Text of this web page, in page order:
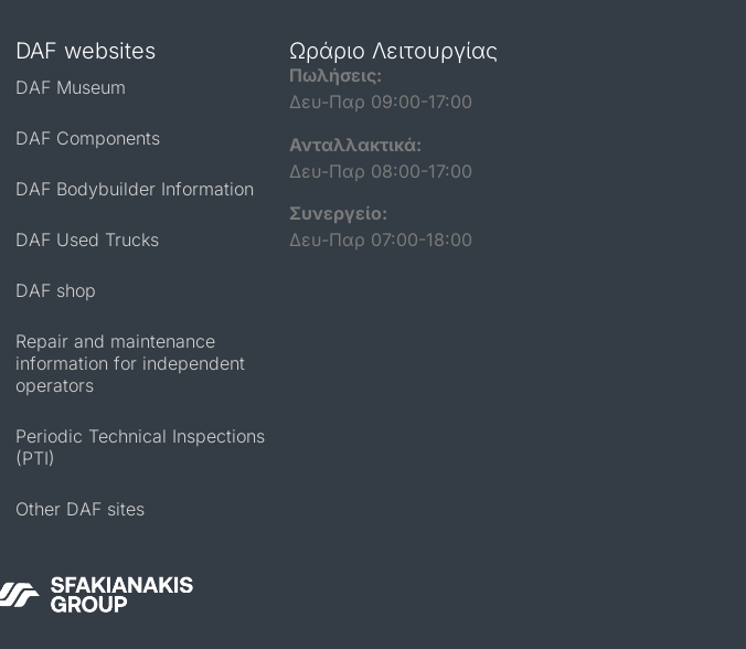
DAF websites
DAF Museum
DAF Components
DAF Bodybuilder Information
DAF Used Trucks
DAF shop
Repair and maintenance
information for independent
operators
Periodic Technical Inspections
(PTI)
Other DAF sites
Ωράριο Λειτουργίας
Πωλήσεις:
Δευ-Παρ 09:00-17:00
Ανταλλακτικά:
Δευ-Παρ 08:00-17:00
Συνεργείο:
Δευ-Παρ 07:00-18:00